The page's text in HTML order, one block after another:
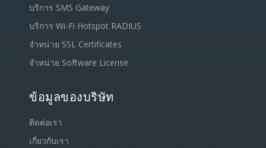
บริการ SMS Gateway
บริการ Wi-Fi Hotspot RADIUS
จำหน่าย SSL Certificates
จำหน่าย Software License
ข้อมูลของบริษัท
ติดต่อเรา
เกี่ยวกับเรา